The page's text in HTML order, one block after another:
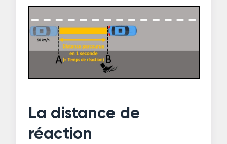
La distance de
réaction